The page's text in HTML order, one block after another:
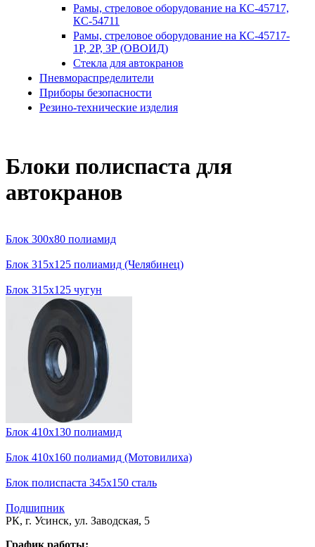
Рамы, стреловое оборудование на КС-45717,
КС-54711
Рамы, стреловое оборудование на КС-45717-
1Р, 2Р, 3Р (ОВОИД)
Стекла для автокранов
Пневмораспределители
Приборы безопасности
Резино-технические изделия
Блоки полиспаста для
автокранов
Блок 300х80 полиамид
Блок 315х125 полиамид (Челябинец)
Блок 315х125 чугун
Блок 410х130 полиамид
Блок 410х160 полиамид (Мотовилиха)
Блок полиспаста 345х150 сталь
Подшипник
РК, г. Усинск, ул. Заводская, 5